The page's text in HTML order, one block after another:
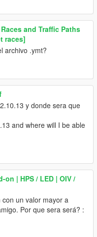
and Traffic Paths
races]
archivo .ymt?
y donde sera que
and where will I be able
| HPS / LED | OIV /
con un valor mayor a
Por que sera será? :